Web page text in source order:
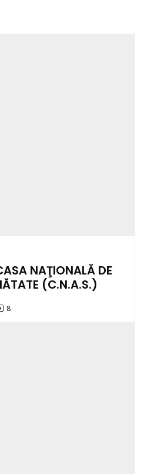
NAŢIONALĂ DE
(C.N.A.S.)
8